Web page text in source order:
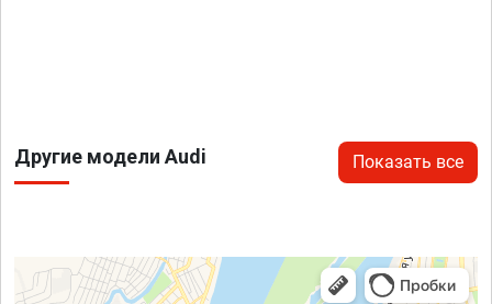
Другие модели Audi Показать все